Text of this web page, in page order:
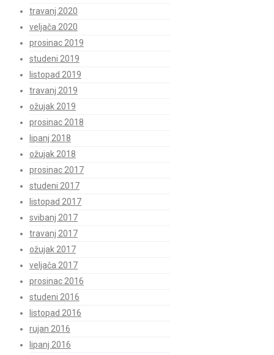
travanj 2020
veljača 2020
prosinac 2019
studeni 2019
listopad 2019
travanj 2019
ožujak 2019
prosinac 2018
lipanj 2018
ožujak 2018
prosinac 2017
studeni 2017
listopad 2017
svibanj 2017
travanj 2017
ožujak 2017
veljača 2017
prosinac 2016
studeni 2016
listopad 2016
rujan 2016
lipanj 2016